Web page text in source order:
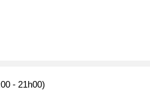
- 21h00)